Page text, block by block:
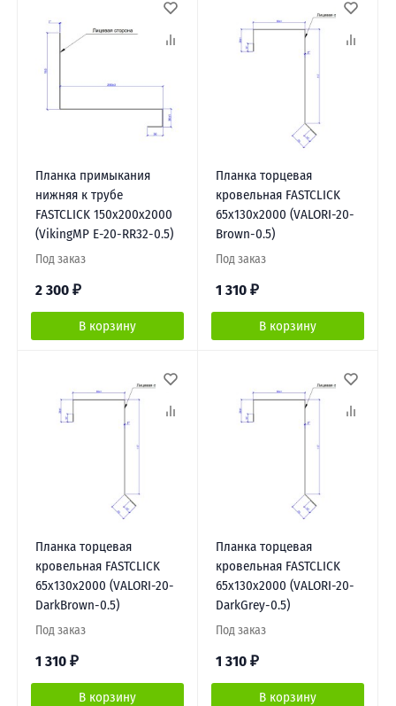
Планка примыкания
нижняя к трубе
FASTCLICK 150х200х2000
(VikingMP E-20-RR32-0.5)
Под заказ
2 300 ₽
В корзину
Планка торцевая
кровельная FASTCLICK
65х130х2000 (VALORI-20-
Brown-0.5)
Под заказ
1 310 ₽
В корзину
Планка торцевая
кровельная FASTCLICK
65х130х2000 (VALORI-20-
DarkBrown-0.5)
Под заказ
1 310 ₽
В корзину
Планка торцевая
кровельная FASTCLICK
65х130х2000 (VALORI-20-
DarkGrey-0.5)
Под заказ
1 310 ₽
В корзину